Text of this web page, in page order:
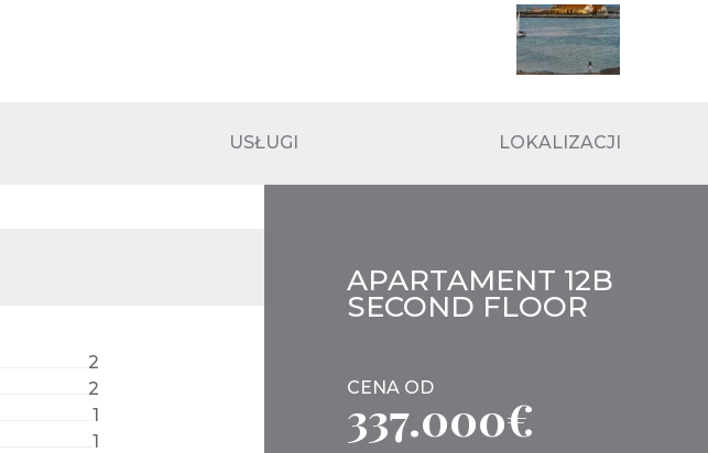
USŁUGI LOKALIZACJI
2
2
1
1
APARTAMENT 12B
SECOND FLOOR
CENA OD
337.000€